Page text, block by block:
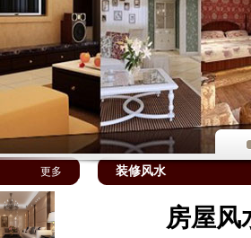
装修风水
房屋风
更多